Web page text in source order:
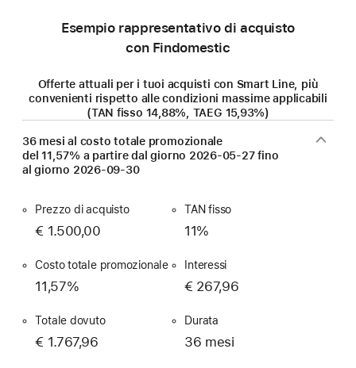
Esempio rappresentativo di acquisto
con Findomestic
Offerte attuali per i tuoi acquisti con Smart Line, più
convenienti rispetto alle condizioni massime applicabili
(TAN fisso 14,88%, TAEG 15,93%)
36 mesi al costo totale promozionale
del 11,57% a partire dal giorno 2026-05-27fino
al giorno 2026-09-30
Prezzo di acquisto
€ 1.500,00
TAN fisso
11%
Costo totale promozionale
11,57%
Interessi
€ 267,96
Totale dovuto
€ 1.767,96
Durata
36 mesi